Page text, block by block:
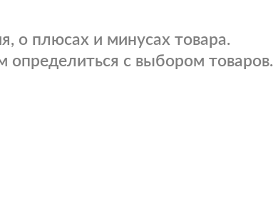
о плюсах и минусах товара.
с выбором товаров.